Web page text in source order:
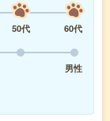
50代
60代
男性